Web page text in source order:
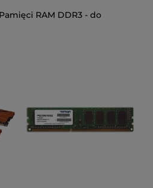
Pamięci RAM DDR3 - do